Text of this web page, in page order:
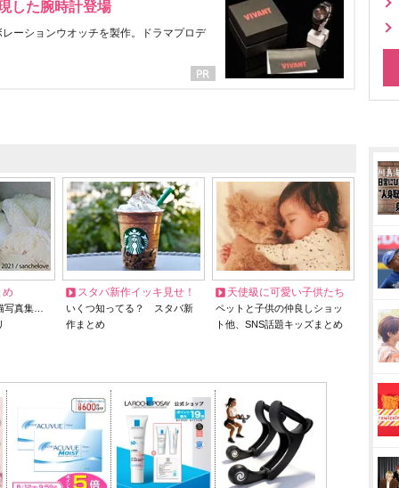
した腕時計登場
ーションウオッチを製作。ドラマプロデ
め
写真集…
スタバ新作イッキ見せ！
いくつ知ってる？ スタバ新
作まとめ
天使級に可愛い子供たち
ペットと子供の仲良しショッ
ト他、SNS話題キッズまとめ